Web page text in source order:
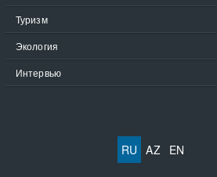
Туризм
Экология
Интервью
RU AZ EN